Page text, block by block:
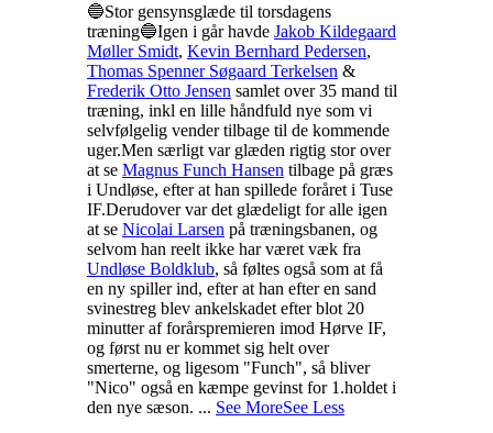
🔵Stor gensynsglæde til torsdagens
træning🔵Igen i går havde Jakob Kildegaard
Møller Smidt, Kevin Bernhard Pedersen,
Thomas Spenner Søgaard Terkelsen &
Frederik Otto Jensen samlet over 35 mand til
træning, inkl en lille håndfuld nye som vi
selvfølgelig vender tilbage til de kommende
uger.Men særligt var glæden rigtig stor over
at se Magnus Funch Hansen tilbage på græs
i Undløse, efter at han spillede foråret i Tuse
IF.Derudover var det glædeligt for alle igen
at se Nicolai Larsen på træningsbanen, og
selvom han reelt ikke har været væk fra
Undløse Boldklub, så føltes også som at få
en ny spiller ind, efter at han efter en sand
svinestreg blev ankelskadet efter blot 20
minutter af forårspremieren imod Hørve IF,
og først nu er kommet sig helt over
smerterne, og ligesom "Funch", så bliver
"Nico" også en kæmpe gevinst for 1.holdet i
den nye sæson. ... See MoreSee Less